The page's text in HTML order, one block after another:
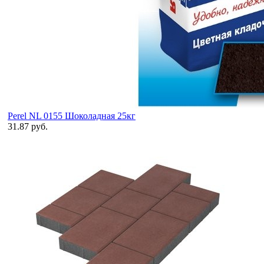
Perel NL 0155 Шоколадная 25кг
31.87 руб.